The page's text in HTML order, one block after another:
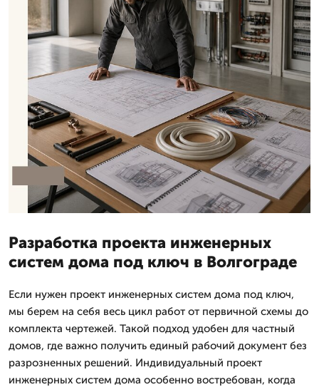
Разработка проекта инженерных
систем дома под ключ в Волгограде
Если нужен проект инженерных систем дома под ключ,
мы берем на себя весь цикл работ от первичной схемы до
комплекта чертежей. Такой подход удобен для частный
домов, где важно получить единый рабочий документ без
разрозненных решений. Индивидуальный проект
инженерных систем дома особенно востребован, когда